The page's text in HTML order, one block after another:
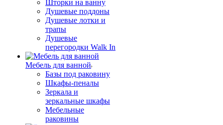
Шторки на ванну
Душевые поддоны
Душевые лотки и
трапы
Душевые
перегородки Walk In
Мебель для ванной
Базы под раковину
Шкафы-пеналы
Зеркала и
зеркальные шкафы
Мебельные
раковины